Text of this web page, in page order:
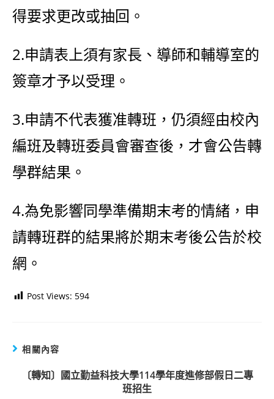
得要求更改或抽回。
2.申請表上須有家長、導師和輔導室的
簽章才予以受理。
3.申請不代表獲准轉班，仍須經由校內
編班及轉班委員會審查後，才會公告轉
學群結果。
4.為免影響同學準備期末考的情緒，申
請轉班群的結果將於期末考後公告於校
網。
Post Views: 594
相關內容
〔轉知〕國立勤益科技大學114學年度進修部假日二專
班招生